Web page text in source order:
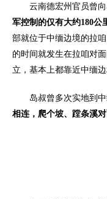
云南德宏州官员曾向
军控制的仅有大约180公
部就位于中缅边境的拉
的时间就发生在拉咱对
立，基本上都靠近中缅边
岛叔曾多次实地到中
相连，爬个坡、蹚条溪